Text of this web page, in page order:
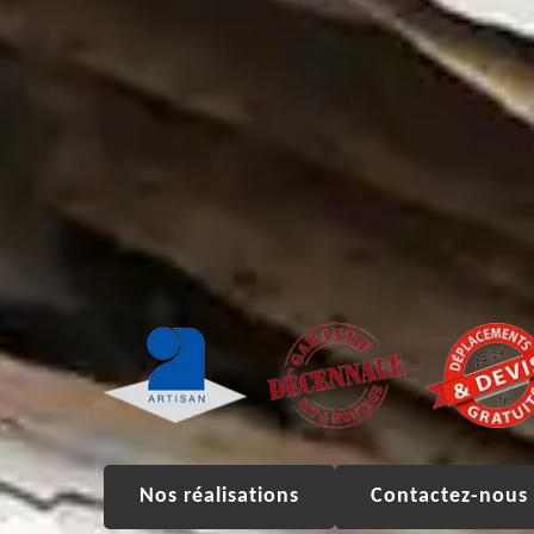
Nos réalisations Contactez-nous